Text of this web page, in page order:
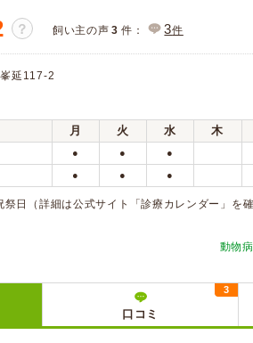
？ 飼い主の声 3 件： 3件
延117-2
月 火 水 木
● ● ●
● ● ●
日（詳細は公式サイト「診療カレンダー」を
動物
口コミ
3